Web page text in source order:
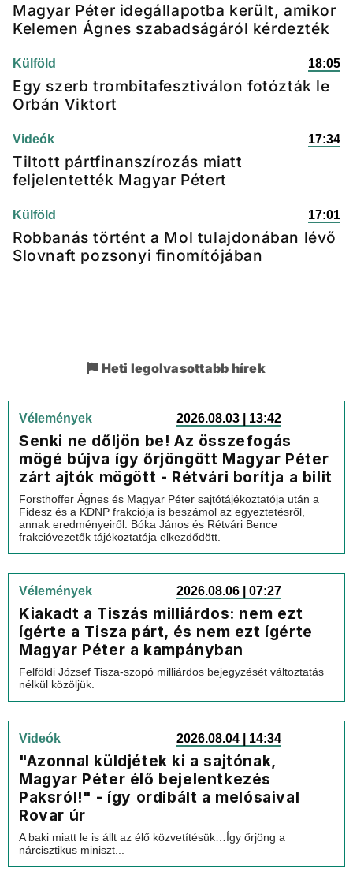
Magyar Péter idegállapotba került, amikor
Kelemen Ágnes szabadságáról kérdezték
Külföld 18:05
Egy szerb trombitafesztiválon fotózták le
Orbán Viktort
Videók 17:34
Tiltott pártfinanszírozás miatt
feljelentették Magyar Pétert
Külföld 17:01
Robbanás történt a Mol tulajdonában lévő
Slovnaft pozsonyi finomítójában
Heti legolvasottabb hírek
Vélemények 2026.08.03 | 13:42
Senki ne dőljön be! Az összefogás
mögé bújva így őrjöngött Magyar Péter
zárt ajtók mögött - Rétvári borítja a bilit
Forsthoffer Ágnes és Magyar Péter sajtótájékoztatója után a
Fidesz és a KDNP frakciója is beszámol az egyeztetésről,
annak eredményeiről. Bóka János és Rétvári Bence
frakcióvezetők tájékoztatója elkezdődött.
Vélemények 2026.08.06 | 07:27
Kiakadt a Tiszás milliárdos: nem ezt
ígérte a Tisza párt, és nem ezt ígérte
Magyar Péter a kampányban
Felföldi József Tisza-szopó milliárdos bejegyzését változtatás
nélkül közöljük.
Videók 2026.08.04 | 14:34
"Azonnal küldjétek ki a sajtónak,
Magyar Péter élő bejelentkezés
Paksról!" - így ordibált a melósaival
Rovar úr
A baki miatt le is állt az élő közvetítésük…Így őrjöng a
nárcisztikus miniszt...